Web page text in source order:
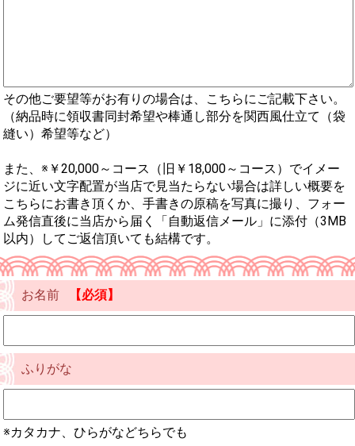
その他ご要望等がお有りの場合は、こちらにご記載下さい。
（納品時に領収書同封希望や棒通し部分を関西風仕立て（袋
縫い）希望等など）
また、※￥20,000～コース（旧￥18,000～コース）でイメー
ジに近い文字配置が当店で見当たらない場合は詳しい概要を
こちらにお書き頂くか、手書きの原稿を写真に撮り、フォー
ム発信直後に当店から届く「自動返信メール」に添付（3MB
以内）してご返信頂いても結構です。
お名前 【必須】
ふりがな
※カタカナ、ひらがなどちらでも